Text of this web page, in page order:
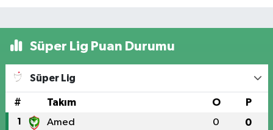
Süper Lig Puan Durumu
Süper Lig
# Takım O P
1 Amed 0 0